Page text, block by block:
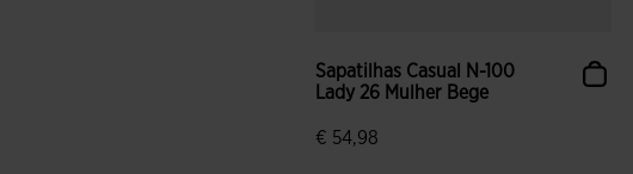
Sapatilhas Casual N-100
Lady 26 Mulher Bege
€ 54,98